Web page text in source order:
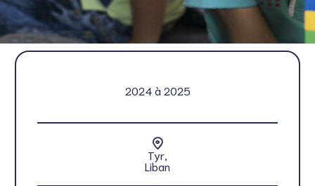
2024 à 2025
Tyr,
Liban